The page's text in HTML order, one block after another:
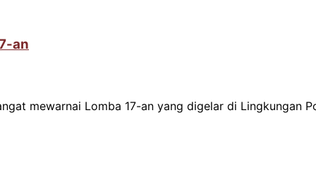
an
mewarnai Lomba 17-an yang digelar di Lingkungan